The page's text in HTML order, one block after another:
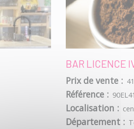
BAR LICENCE
Prix de vente :
Référence :
Localisation :
Département :